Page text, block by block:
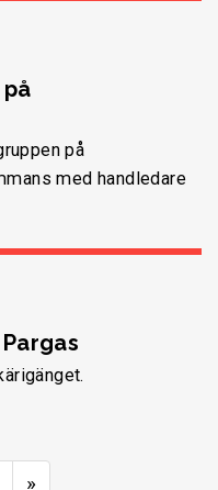
på
med handledare
»